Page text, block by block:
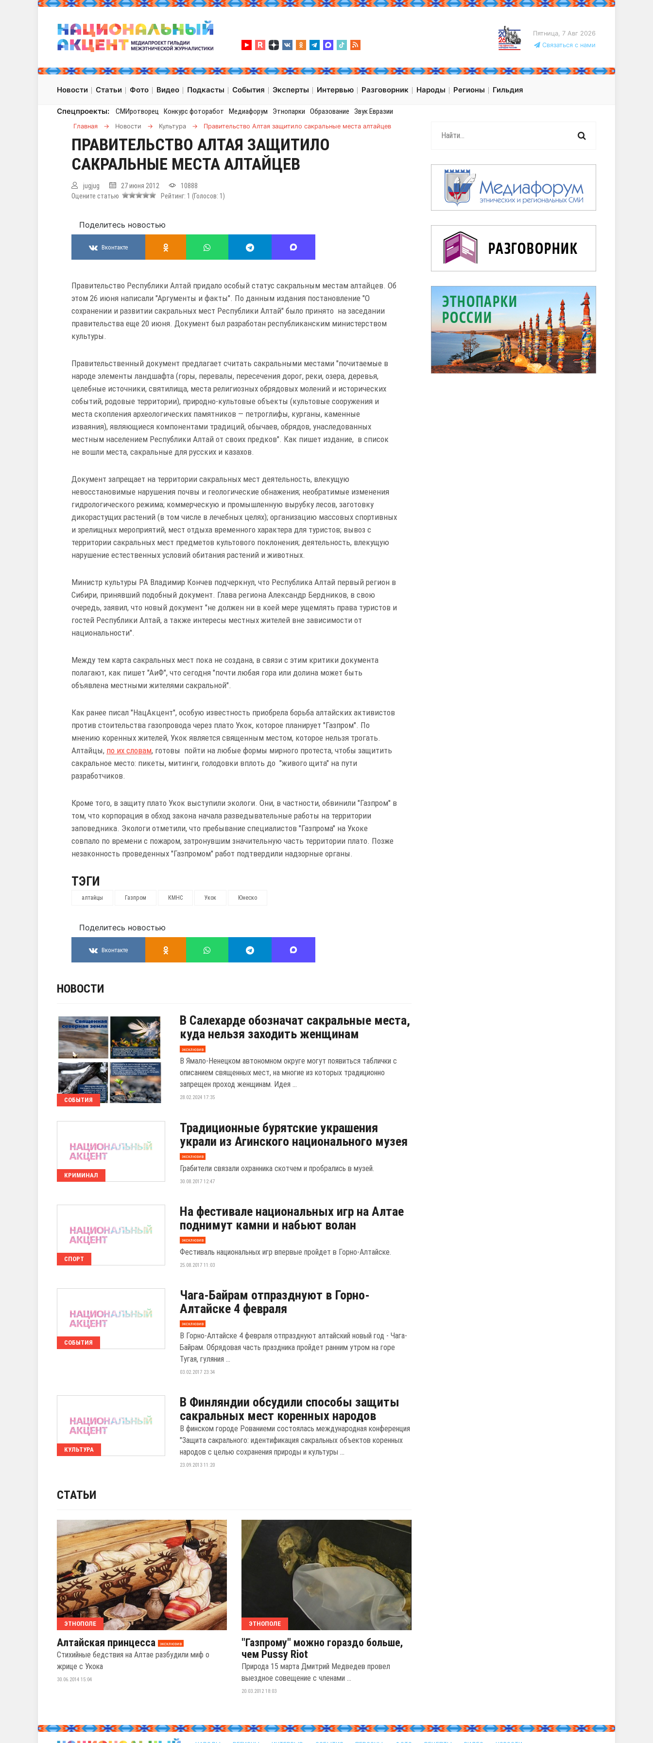
Пятница, 7 Авг 2026
Связаться с нами
Новости Статьи Фото Видео Подкасты События Эксперты Интервью Разговорник Народы Регионы Гильдия
Спецпроекты: СМИротворец Конкурс фоторабот Медиафорум Этнопарки Образование Звук Евразии
Главная → Новости → Культура → Правительство Алтая защитило сакральные места алтайцев
ПРАВИТЕЛЬСТВО АЛТАЯ ЗАЩИТИЛО
САКРАЛЬНЫЕ МЕСТА АЛТАЙЦЕВ
jugjug 27 июня 2012
10888
Оцените статью
Рейтинг: 1 (Голосов: 1 )
Поделитесь новостью
Вконтакте
Правительство Республики Алтай придало особый статус сакральным местам алтайцев. Об
этом 26 июня написали "Аргументы и факты". По данным издания постановление "О
сохранении и развитии сакральных мест Республики Алтай" было принято на заседании
правительства еще 20 июня. Документ был разработан республиканским министерством
культуры.
Правительственный документ предлагает считать сакральными местами "почитаемые в
народе элементы ландшафта (горы, перевалы, пересечения дорог, реки, озера, деревья,
целебные источники, святилища, места религиозных обрядовых молений и исторических
событий, родовые территории), природно-культовые объекты (культовые сооружения и
места скопления археологических памятников — петроглифы, курганы, каменные
изваяния), являющиеся компонентами традиций, обычаев, обрядов, унаследованных
местным населением Республики Алтай от своих предков". Как пишет издание, в список
не вошли места, сакральные для русских и казахов.
Документ запрещает на территории сакральных мест деятельность, влекущую
невосстановимые нарушения почвы и геологические обнажения; необратимые изменения
гидрологического режима; коммерческую и промышленную вырубку лесов, заготовку
дикорастущих растений (в том числе в лечебных целях); организацию массовых спортивных
и зрелищных мероприятий, мест отдыха временного характера для туристов; вывоз с
территории сакральных мест предметов культового поклонения; деятельность, влекущую
нарушение естественных условий обитания растений и животных.
Министр культуры РА Владимир Кончев подчеркнул, что Республика Алтай первый регион в
Сибири, принявший подобный документ. Глава региона Александр Бердников, в свою
очередь, заявил, что новый документ "не должен ни в коей мере ущемлять права туристов и
гостей Республики Алтай, а также интересы местных жителей вне зависимости от
национальности".
Между тем карта сакральных мест пока не создана, в связи с этим критики документа
полагают, как пишет "АиФ", что сегодня "почти любая гора или долина может быть
объявлена местными жителями сакральной".
Как ранее писал "НацАкцент", особую известность приобрела борьба алтайских активистов
против стоительства газопровода через плато Укок, которое планирует "Газпром". По
мнению коренных жителей, Укок является священным местом, которое нельзя трогать.
Алтайцы, по их словам, готовы пойти на любые формы мирного протеста, чтобы защитить
сакральное место: пикеты, митинги, голодовки вплоть до "живого щита" на пути
разработчиков.
Кроме того, в защиту плато Укок выступили экологи. Они, в частности, обвинили "Газпром" в
том, что корпорация в обход закона начала разведывательные работы на территории
заповедника. Экологи отметили, что пребывание специалистов "Газпрома" на Укоке
совпало по времени с пожаром, затронувшим значительную часть территории плато. Позже
незаконность проведенных "Газпромом" работ подтвердили надзорные органы.
ТЭГИ
алтайцы Газпром КМНС Укок Юнеско
Поделитесь новостью
Вконтакте
НОВОСТИ
СОБЫТИЯ
В Салехарде обозначат сакральные места,
куда нельзя заходить женщинам
эксклюзив
В Ямало-Ненецком автономном округе могут появиться таблички с
описанием священных мест, на многие из которых традиционно
запрещен проход женщинам. Идея ...
28.02.2024 17:35
КРИМИНАЛ
Традиционные бурятские украшения
украли из Агинского национального музея
эксклюзив
Грабители связали охранника скотчем и пробрались в музей.
30.08.2017 12:47
СПОРТ
На фестивале национальных игр на Алтае
поднимут камни и набьют волан
эксклюзив
Фестиваль национальных игр впервые пройдет в Горно-Алтайске.
25.08.2017 11:03
СОБЫТИЯ
Чага-Байрам отпразднуют в Горно-
Алтайске 4 февраля
эксклюзив
В Горно-Алтайске 4 февраля отпразднуют алтайский новый год - Чага-
Байрам. Обрядовая часть праздника пройдет ранним утром на горе
Тугая, гуляния ...
03.02.2017 23:34
КУЛЬТУРА
В Финляндии обсудили способы защиты
сакральных мест коренных народов
В финском городе Рованиеми состоялась международная конференция
"Защита сакрального: идентификация сакральных объектов коренных
народов с целью сохранения природы и культуры ...
23.09.2013 11:20
СТАТЬИ
ЭТНОПОЛЕ
Алтайская принцесса эксклюзив
Стихийные бедствия на Алтае разбудили миф о
жрице с Укока
30.06.2014 15:04
ЭТНОПОЛЕ
"Газпрому" можно гораздо больше,
чем Pussy Riot
Природа 15 марта Дмитрий Медведев провел
выездное совещение с членами ...
20.03.2012 18:03